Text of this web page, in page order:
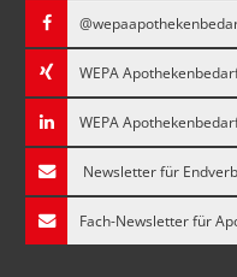
WEPA
WEPA
Newsletter für
Fach-Newsletter für